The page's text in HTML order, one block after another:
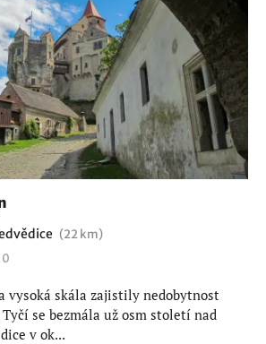
(22 km)
vysoká skála zajistily nedobytnost
se bezmála už osm století nad
v ok...